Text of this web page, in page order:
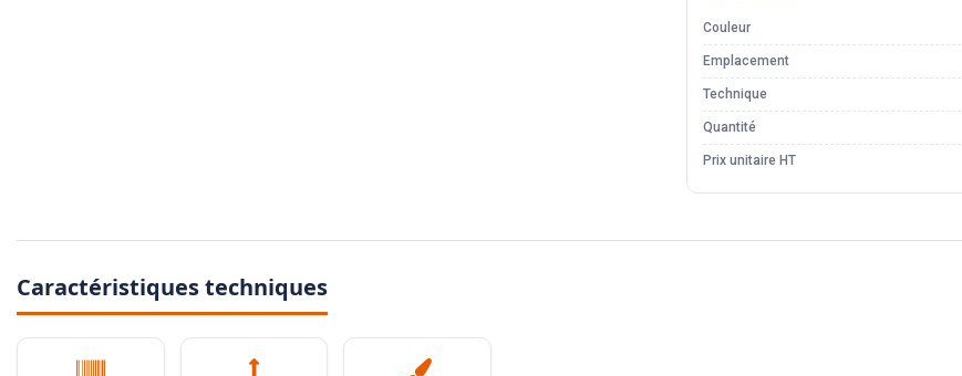
Couleur
Emplacement
Technique
Quantité
Prix unitaire HT
Caractéristiques techniques